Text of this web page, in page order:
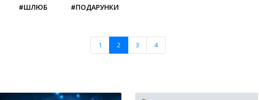
#ШЛЮБ #ПОДАРУНКИ
1 2 3 4